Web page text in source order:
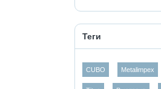
Теги
CUBO Metalimpex